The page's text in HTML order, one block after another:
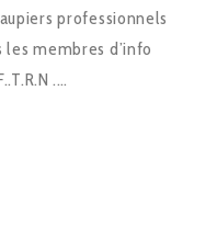
professionnels
membres d’info
.…